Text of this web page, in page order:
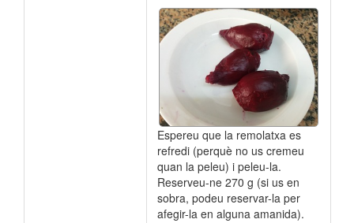
Espereu que la remolatxa es
refredi (perquè no us cremeu
quan la peleu) i peleu-la.
Reserveu-ne 270 g (si us en
sobra, podeu reservar-la per
afegir-la en alguna amanida).